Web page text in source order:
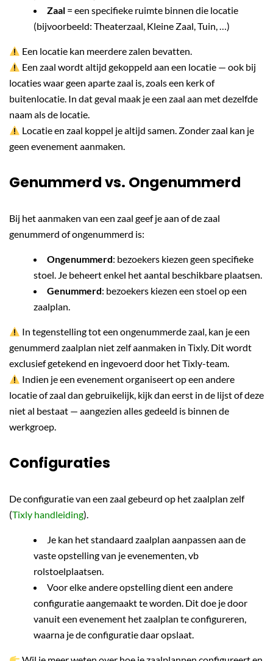
Zaal = een specifieke ruimte binnen die locatie
(bijvoorbeeld: Theaterzaal, Kleine Zaal, Tuin, …)
Een locatie kan meerdere zalen bevatten.
Een zaal wordt altijd gekoppeld aan een locatie — ook bij
locaties waar geen aparte zaal is, zoals een kerk of
buitenlocatie. In dat geval maak je een zaal aan met dezelfde
naam als de locatie.
Locatie en zaal koppel je altijd samen. Zonder zaal kan je
geen evenement aanmaken.
Genummerd vs. Ongenummerd
Bij het aanmaken van een zaal geef je aan of de zaal
genummerd of ongenummerd is:
Ongenummerd: bezoekers kiezen geen specifieke
stoel. Je beheert enkel het aantal beschikbare plaatsen.
Genummerd: bezoekers kiezen een stoel op een
zaalplan.
In tegenstelling tot een ongenummerde zaal, kan je een
genummerd zaalplan niet zelf aanmaken in Tixly. Dit wordt
exclusief getekend en ingevoerd door het Tixly-team.
Indien je een evenement organiseert op een andere
locatie of zaal dan gebruikelijk, kijk dan eerst in de lijst of deze
niet al bestaat — aangezien alles gedeeld is binnen de
werkgroep.
Configuraties
De configuratie van een zaal gebeurd op het zaalplan zelf
(Tixly handleiding).
Je kan het standaard zaalplan aanpassen aan de
vaste opstelling van je evenementen, vb
rolstoelplaatsen.
Voor elke andere opstelling dient een andere
configuratie aangemaakt te worden. Dit doe je door
vanuit een evenement het zaalplan te configureren,
waarna je de configuratie daar opslaat.